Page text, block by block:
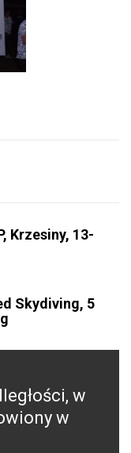
Krzesiny, 13-
Skydiving, 5
w
w